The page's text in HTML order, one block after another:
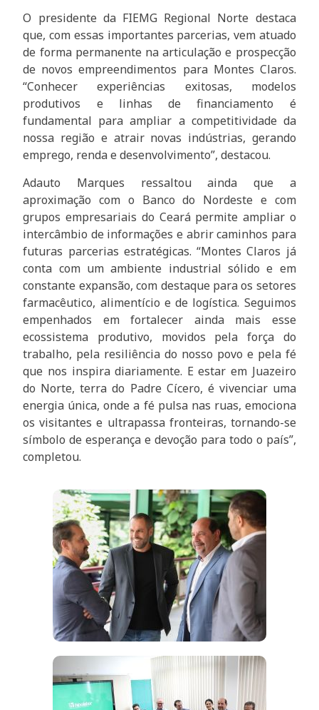
O presidente da FIEMG Regional Norte destaca
que, com essas importantes parcerias, vem atuado
de forma permanente na articulação e prospecção
de novos empreendimentos para Montes Claros.
“Conhecer experiências exitosas, modelos
produtivos e linhas de financiamento é
fundamental para ampliar a competitividade da
nossa região e atrair novas indústrias, gerando
emprego, renda e desenvolvimento”, destacou.
Adauto Marques ressaltou ainda que a
aproximação com o Banco do Nordeste e com
grupos empresariais do Ceará permite ampliar o
intercâmbio de informações e abrir caminhos para
futuras parcerias estratégicas. “Montes Claros já
conta com um ambiente industrial sólido e em
constante expansão, com destaque para os setores
farmacêutico, alimentício e de logística. Seguimos
empenhados em fortalecer ainda mais esse
ecossistema produtivo, movidos pela força do
trabalho, pela resiliência do nosso povo e pela fé
que nos inspira diariamente. E estar em Juazeiro
do Norte, terra do Padre Cícero, é vivenciar uma
energia única, onde a fé pulsa nas ruas, emociona
os visitantes e ultrapassa fronteiras, tornando-se
símbolo de esperança e devoção para todo o país”,
completou.